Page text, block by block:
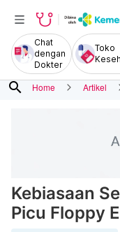
Chat
dengan
Dokter
Toko
search Home Artikel
Kebiasaan
Picu Floppy